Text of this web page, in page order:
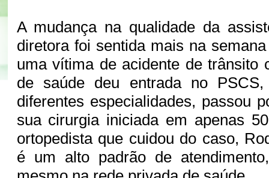
A mudança na qualidade da
diretora foi sentida mais na
uma vítima de acidente de trânsito
de saúde deu entrada no
diferentes especialidades, passou
sua cirurgia iniciada em apenas
ortopedista que cuidou do caso,
é um alto padrão de